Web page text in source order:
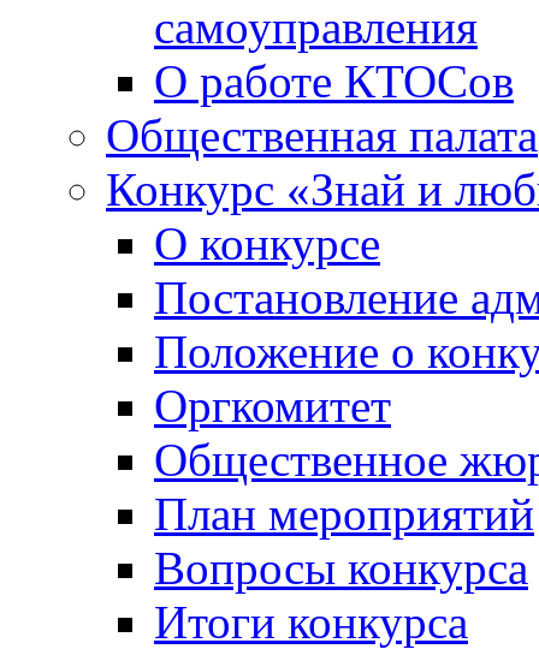
самоуправления
О работе КТОСов
Общественная палата
Конкурс «Знай и
О конкурсе
Постановление
Положение о
Оргкомитет
Общественное
План мероприятий
Вопросы конкурса
Итоги конкурса